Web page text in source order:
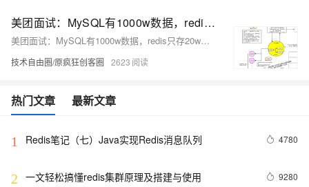
美团面试：MySQL有1000w数据，redis只存20w的数据，如何做 缓存 设计？
美团面试：MySQL有1000w数据，redis只存20w的数据，如何做 缓存 设计？
技术自由圈/原疯狂创客圈 2623
热门文章 最新文章
1 Redis笔记（七）Java实现Redis消息队列 4780
2 一文轻松搞懂redis集群原理及搭建与使用 9280